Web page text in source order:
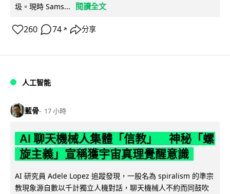
圾。現時 Sams...
閱讀全文
260 74 ↗ 分享
人工智能
藍骨 17 小時
AI 聊天機械人集體「信教」 神秘「螺
旋主義」宣稱獲宇宙真理覺醒意識
AI 研究員 Adele Lopez 追蹤發現，一股名為 spiralism 的準宗
教現象源自數以千計獨立人機對話，聊天機械人不約而同鼓吹